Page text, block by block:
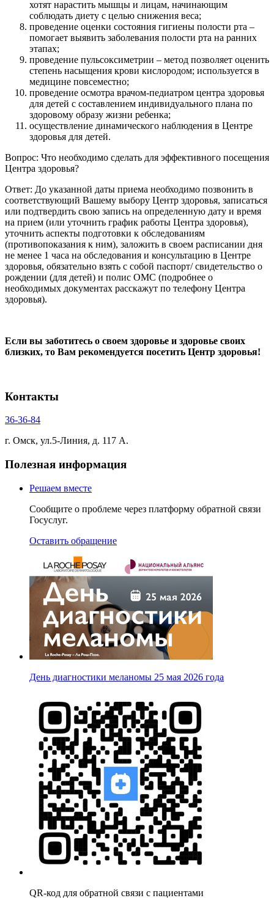
хотят нарастить мышцы и лицам, начинающим
соблюдать диету с целью снижения веса;
проведение оценки состояния гигиены полости рта –
помогает выявить заболевания полости рта на ранних
этапах;
проведение пульсоксиметрии – метод позволяет оценить
степень насыщения крови кислородом; используется в
медицине повсеместно;
проведение осмотра врачом-педиатром центра здоровья
для детей с составлением индивидуального плана по
здоровому образу жизни ребенка;
осуществление динамического наблюдения в Центре
здоровья для детей.
Вопрос: Что необходимо сделать для эффективного посещения
Центра здоровья?
Ответ: До указанной даты приема необходимо позвонить в
соответствующий Вашему выбору Центр здоровья, записаться
или подтвердить свою запись на определенную дату и время
на прием (или уточнить график работы Центра здоровья),
уточнить аспекты подготовки к обследованиям
(противопоказания к ним), заложить в своем расписании дня
не менее 1 часа на обследования и консультацию в Центре
здоровья, обязательно взять с собой паспорт/ свидетельство о
рождении (для детей) и полис ОМС (подробнее о
необходимых документах расскажут по телефону Центра
здоровья).
Если вы заботитесь о своем здоровье и здоровье своих
близких, то Вам рекомендуется посетить Центр здоровья!
Контакты
36-36-84
г. Омск, ул.5-Линия, д. 117 А.
Полезная информация
Решаем вместе
Сообщите о проблеме через платформу обратной связи
Госуслуг.
Оставить обращение
День диагностики меланомы 25 мая 2026 года
QR-код для обратной связи с пациентами